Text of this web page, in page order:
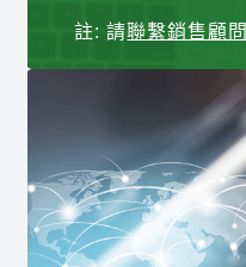
註: 請聯繫銷售顧問